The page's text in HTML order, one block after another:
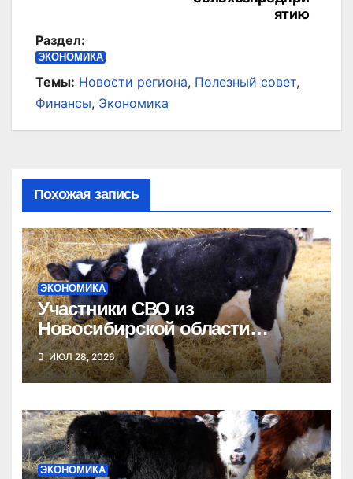
ятию
Раздел:
ЭКОНОМИКА
Темы: Новости региона, Полезный совет,
Финансы, Экономика
Похожая запись
ЭКОНОМИКА
Участники СВО из
Новосибирской области
получат гранты на развитие
агробизнеса
ИЮЛ 28, 2026
ЭКОНОМИКА